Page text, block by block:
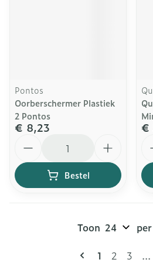
Pontos
Oorberschermer Plastiek
2 Pontos
€ 8,23
Bestel
€
U lees
1 Pagina
2 Pagina
3 ...
Toon